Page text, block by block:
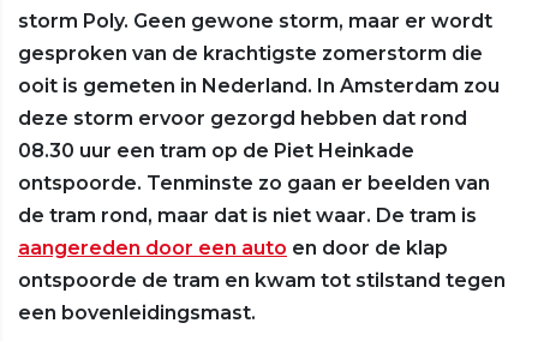
storm Poly. Geen gewone storm, maar er wordt
gesproken van de krachtigste zomerstorm die
ooit is gemeten in Nederland. In Amsterdam zou
deze storm ervoor gezorgd hebben dat rond
08.30 uur een tram op de Piet Heinkade
ontspoorde. Tenminste zo gaan er beelden van
de tram rond, maar dat is niet waar. De tram is
aangereden door een auto en door de klap
ontspoorde de tram en kwam tot stilstand tegen
een bovenleidingsmast.